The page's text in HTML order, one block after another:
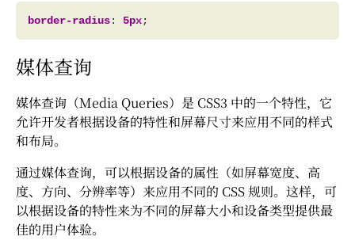
border-radius: 5px
媒体查询
媒体查询（Media Queries）是 CSS3 中的一个特性，它
允许开发者根据设备的特性和屏幕尺寸来应用不同的样式
和布局。
通过媒体查询，可以根据设备的属性（如屏幕宽度、高
度、方向、分辨率等）来应用不同的 CSS 规则。这样，可
以根据设备的特性来为不同的屏幕大小和设备类型提供最
佳的用户体验。